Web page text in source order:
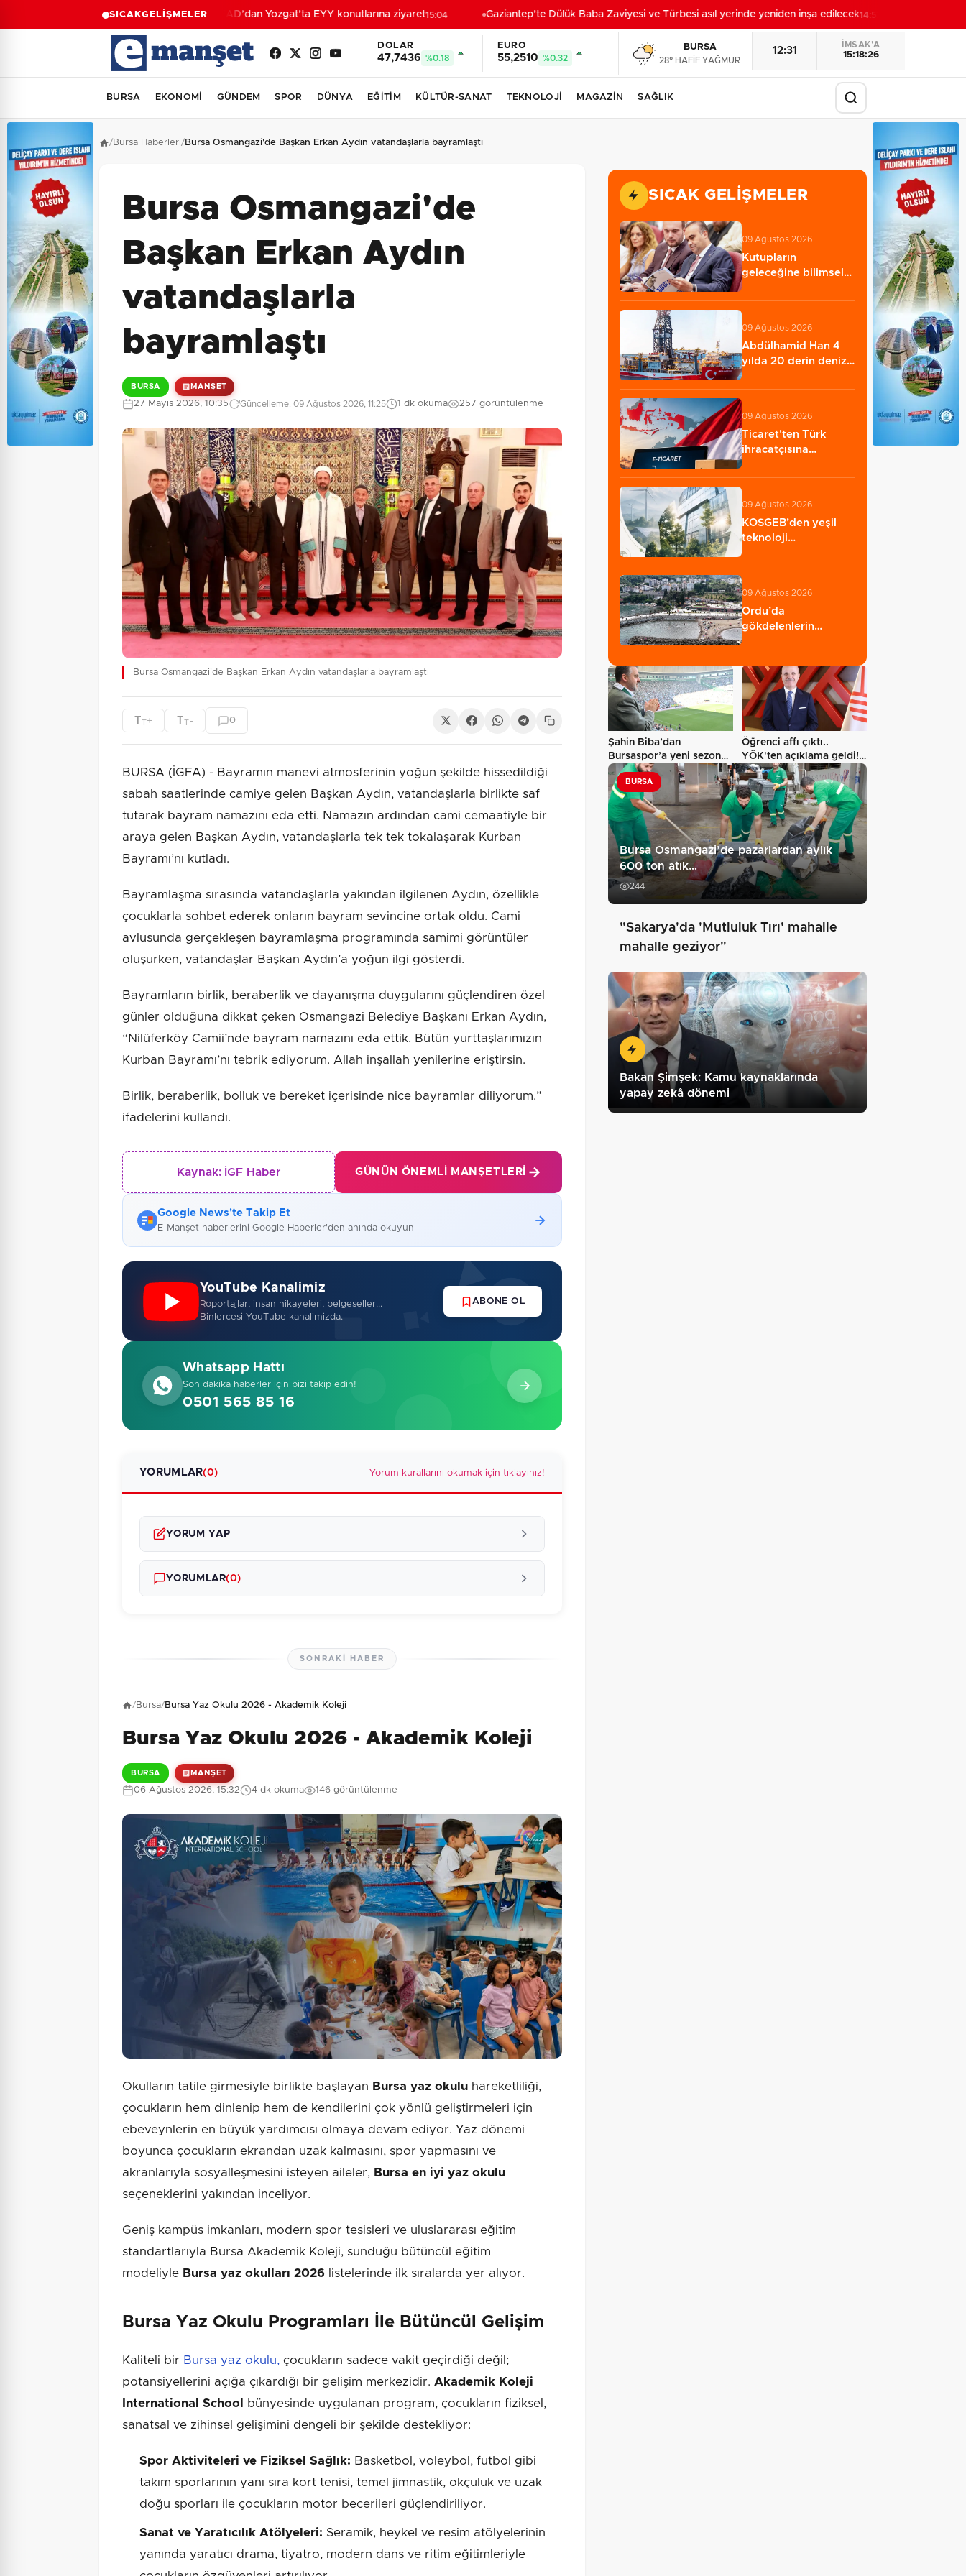
SICAKGELİŞMELERAFAD’dan Yozgat’ta EYY konutlarına ziyaret15:04 Gaziantep’te Dülük Baba Zaviyesi ve Türbesi asıl yerinde yeniden inşa edilecek14:57
DOLAR
47,7436 %0.18
EURO
55,2510 %0.32
BURSA
28° HAFİF YAĞMUR
12:31
İMSAK'A
15:18:24
BURSA EKONOMİ GÜNDEM SPOR DÜNYA EĞİTİM KÜLTÜR-SANAT TEKNOLOJİ MAGAZİN SAĞLIK
/Bursa Haberleri/Bursa Osmangazi'de Başkan Erkan Aydın vatandaşlarla bayramlaştı
Bursa Osmangazi'de
Başkan Erkan Aydın
vatandaşlarla
bayramlaştı
BURSA MANŞET
27 Mayıs 2026, 10:35 Güncelleme: 09 Ağustos 2026, 11:25 1 dk okuma 257 görüntülenme
Bursa Osmangazi'de Başkan Erkan Aydın vatandaşlarla bayramlaştı
TT+ TT - 0
BURSA (İGFA) - Bayramın manevi atmosferinin yoğun şekilde hissedildiği
sabah saatlerinde camiye gelen Başkan Aydın, vatandaşlarla birlikte saf
tutarak bayram namazını eda etti. Namazın ardından cami cemaatiyle bir
araya gelen Başkan Aydın, vatandaşlarla tek tek tokalaşarak Kurban
Bayramı’nı kutladı.
Bayramlaşma sırasında vatandaşlarla yakından ilgilenen Aydın, özellikle
çocuklarla sohbet ederek onların bayram sevincine ortak oldu. Cami
avlusunda gerçekleşen bayramlaşma programında samimi görüntüler
oluşurken, vatandaşlar Başkan Aydın’a yoğun ilgi gösterdi.
Bayramların birlik, beraberlik ve dayanışma duygularını güçlendiren özel
günler olduğuna dikkat çeken Osmangazi Belediye Başkanı Erkan Aydın,
“Nilüferköy Camii’nde bayram namazını eda ettik. Bütün yurttaşlarımızın
Kurban Bayramı’nı tebrik ediyorum. Allah inşallah yenilerine eriştirsin.
Birlik, beraberlik, bolluk ve bereket içerisinde nice bayramlar diliyorum.”
ifadelerini kullandı.
Kaynak: İGF Haber GÜNÜN ÖNEMLI MANŞETLERI
Google News'te Takip Et
E-Manşet haberlerini Google Haberler'den anında okuyun
YouTube Kanalimiz
Roportajlar, insan hikayeleri, belgeseller...
Binlercesi YouTube kanalimizda.
ABONE OL
Whatsapp Hattı
Son dakika haberler için bizi takip edin!
0501 565 85 16
YORUMLAR(0) Yorum kurallarını okumak için tıklayınız!
YORUM YAP
Güvenlik Sorusu: 8 + 10 = ? Gönder
YORUMLAR(0)
SONRAKI HABER
/Bursa/Bursa Yaz Okulu 2026 - Akademik Koleji
Bursa Yaz Okulu 2026 - Akademik Koleji
BURSA MANŞET
06 Ağustos 2026, 15:32 4 dk okuma 146 görüntülenme
Okulların tatile girmesiyle birlikte başlayan Bursa yaz okulu hareketliliği,
çocukların hem dinlenip hem de kendilerini çok yönlü geliştirmeleri için
ebeveynlerin en büyük yardımcısı olmaya devam ediyor. Yaz dönemi
boyunca çocukların ekrandan uzak kalmasını, spor yapmasını ve
akranlarıyla sosyalleşmesini isteyen aileler, Bursa en iyi yaz okulu
seçeneklerini yakından inceliyor.
Geniş kampüs imkanları, modern spor tesisleri ve uluslararası eğitim
standartlarıyla Bursa Akademik Koleji, sunduğu bütüncül eğitim
modeliyle Bursa yaz okulları 2026 listelerinde ilk sıralarda yer alıyor.
Bursa Yaz Okulu Programları İle Bütüncül Gelişim
Kaliteli bir Bursa yaz okulu, çocukların sadece vakit geçirdiği değil;
potansiyellerini açığa çıkardığı bir gelişim merkezidir. Akademik Koleji
International School
bünyesinde uygulanan program, çocukların fiziksel,
sanatsal ve zihinsel gelişimini dengeli bir şekilde destekliyor:
Spor Aktiviteleri ve Fiziksel Sağlık: Basketbol, voleybol, futbol gibi
takım sporlarının yanı sıra kort tenisi, temel jimnastik, okçuluk ve uzak
doğu sporları ile çocukların motor becerileri güçlendiriliyor.
Sanat ve Yaratıcılık Atölyeleri: Seramik, heykel ve resim atölyelerinin
yanında yaratıcı drama, tiyatro, modern dans ve ritim eğitimleriyle
SICAK GELIŞMELER
09 Ağustos 2026
Kutupların
geleceğine bilimsel
09 Ağustos 2026
Abdülhamid Han 4
yılda 20 derin deniz
09 Ağustos 2026
Ticaret'ten Türk
ihracatçısına
rehberi…
09 Ağustos 2026
KOSGEB’den yeşil
teknoloji
milyon…
09 Ağustos 2026
Ordu’da
gökdelenlerin
Şahin Biba’dan
Bursaspor’a yeni sezon
mesajı: Adım…
Öğrenci affı çıktı..
YÖK'ten açıklama geldi!
4 aylık…
BURSA
Bursa Osmangazi’de pazarlardan aylık
600 ton atık…
244
"Sakarya'da 'Mutluluk Tırı' mahalle
mahalle geziyor"
Bakan Şimşek: Kamu kaynaklarında
yapay zekâ dönemi